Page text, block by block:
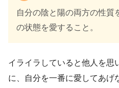
自分の陰と陽の両方の性質
の状態を愛すること。
イライラしていると他人を思
に、自分を一番に愛してあげ